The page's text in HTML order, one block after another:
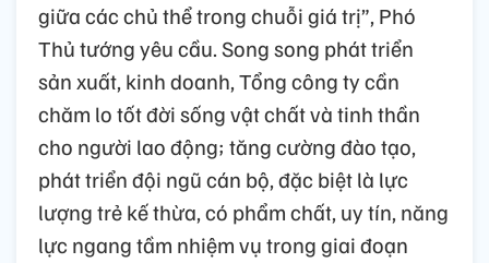
giữa các chủ thể trong chuỗi giá trị”, Phó
Thủ tướng yêu cầu. Song song phát triển
sản xuất, kinh doanh, Tổng công ty cần
chăm lo tốt đời sống vật chất và tinh thần
cho người lao động; tăng cường đào tạo,
phát triển đội ngũ cán bộ, đặc biệt là lực
lượng trẻ kế thừa, có phẩm chất, uy tín, năng
lực ngang tầm nhiệm vụ trong giai đoạn